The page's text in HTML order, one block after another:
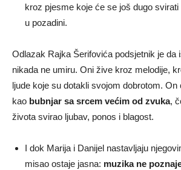
kroz pjesme koje će se još dugo
u pozadini.
Odlazak Rajka Šerifovića podsjetnik je da
nikada ne umiru. Oni žive kroz melodije,
ljude koje su dotakli svojom dobrotom.
kao bubnjar sa srcem većim od zvuka,
života svirao ljubav, ponos i blagost.
I dok Marija i Danijel nastavljaju
misao ostaje jasna: muzika ne